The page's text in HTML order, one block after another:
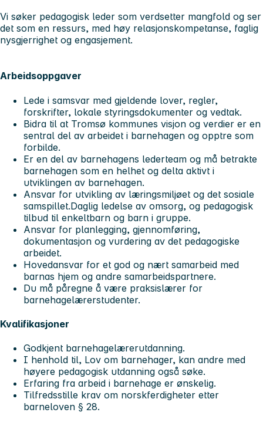
Vi søker pedagogisk leder som verdsetter mangfold og ser
det som en ressurs, med høy relasjonskompetanse, faglig
nysgjerrighet og engasjement.
Arbeidsoppgaver
Lede i samsvar med gjeldende lover, regler,
forskrifter, lokale styringsdokumenter og vedtak.
Bidra til at Tromsø kommunes visjon og verdier er en
sentral del av arbeidet i barnehagen og opptre som
forbilde.
Er en del av barnehagens lederteam og må betrakte
barnehagen som en helhet og delta aktivt i
utviklingen av barnehagen.
Ansvar for utvikling av læringsmiljøet og det sosiale
samspillet.Daglig ledelse av omsorg, og pedagogisk
tilbud til enkeltbarn og barn i gruppe.
Ansvar for planlegging, gjennomføring,
dokumentasjon og vurdering av det pedagogiske
arbeidet.
Hovedansvar for et god og nært samarbeid med
barnas hjem og andre samarbeidspartnere.
Du må påregne å være praksislærer for
barnehagelærerstudenter.
Kvalifikasjoner
Godkjent barnehagelærerutdanning.
I henhold til, Lov om barnehager, kan andre med
høyere pedagogisk utdanning også søke.
Erfaring fra arbeid i barnehage er ønskelig.
Tilfredsstille krav om norskferdigheter etter
barneloven § 28.